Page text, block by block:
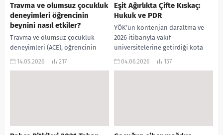
Travma ve olumsuz çocukluk
deneyimleri öğrencinin
beynini nasıl etkiler?
Travma ve olumsuz çocukluk
deneyimleri (ACE), öğrencinin
beyninin yapısında ve işleyişinde
14.05.2026 217
Eşit Ağırlıkta Çifte Kıskaç:
Hukuk ve PDR
YÖK’ün kontenjan daraltma ve
2026 itibarıyla vakıf
üniversitelerine getirdiği kota
kısıtlaması, YKS sıralamalarında
04.06.2026 157